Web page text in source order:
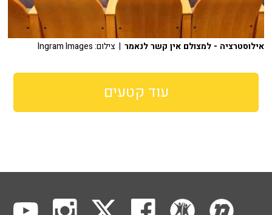
אילוסטרציה - למצולם אין קשר לנאמר | צילום: Ingram Images
עוד קטעים